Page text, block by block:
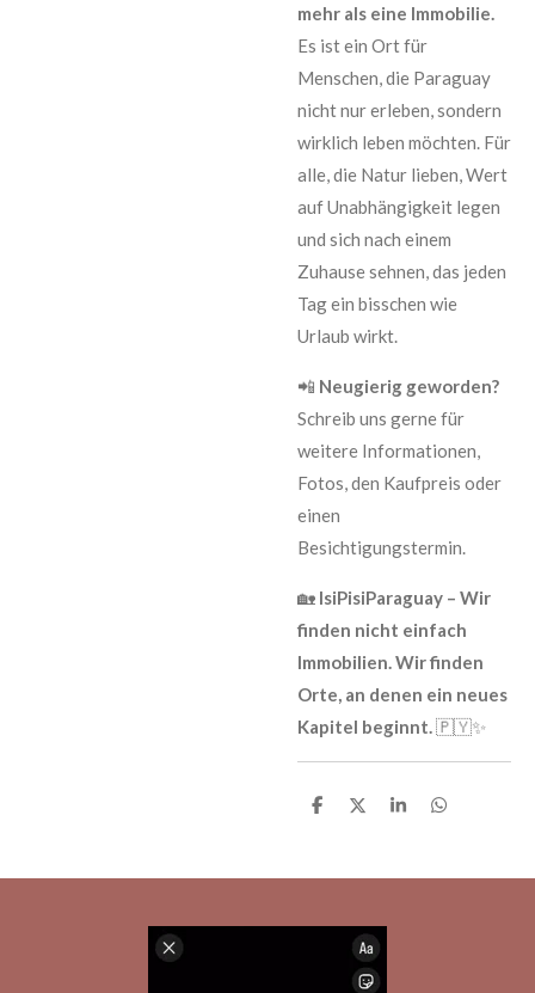
mehr als eine Immobilie.
Es ist ein Ort für
Menschen, die Paraguay
nicht nur erleben, sondern
wirklich leben möchten. Für
alle, die Natur lieben, Wert
auf Unabhängigkeit legen
und sich nach einem
Zuhause sehnen, das jeden
Tag ein bisschen wie
Urlaub wirkt.
📲 Neugierig geworden?
Schreib uns gerne für
weitere Informationen,
Fotos, den Kaufpreis oder
einen
Besichtigungstermin.
🏡 IsiPisiParaguay – Wir
finden nicht einfach
Immobilien. Wir finden
Orte, an denen ein neues
Kapitel beginnt.🇵🇾✨
T
e
T
e
T
e
T
e